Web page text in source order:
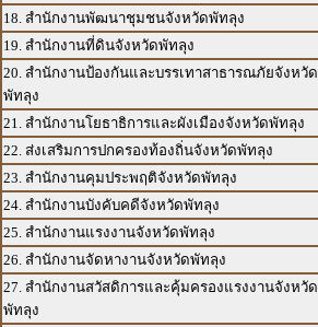
18. สำนักงานพัฒนาชุมชนจังหวัดพัทลุง
19. สำนักงานที่ดินจังหวัดพัทลุง
20. สำนักงานป้องกันและบรรเทาสาธารณภัยจังหวัด
พัทลุง
21. สำนักงานโยธาธิการและผังเมืองจังหวัดพัทลุง
22. ส่งเสริมการปกครองท้องถิ่นจังหวัดพัทลุง
23. สำนักงานคุมประพฤติจังหวัดพัทลุง
24. สำนักงานบังคับคดีจังหวัดพัทลุง
25. สำนักงานแรงงานจังหวัดพัทลุง
26. สำนักงานจัดหางานจังหวัดพัทลุง
27. สำนักงานสวัสดิการและคุ้มครองแรงงานจังหวัด
พัทลุง